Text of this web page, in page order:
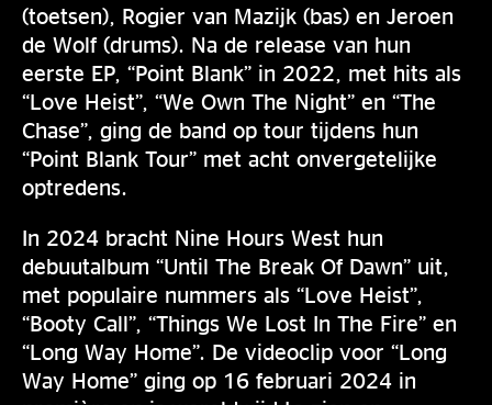
(toetsen), Rogier van Mazijk (bas) en Jeroen
de Wolf (drums). Na de release van hun
eerste EP, “Point Blank” in 2022, met hits als
“Love Heist”, “We Own The Night” en “The
Chase”, ging de band op tour tijdens hun
“Point Blank Tour” met acht onvergetelijke
optredens.
In 2024 bracht Nine Hours West hun
debuutalbum “Until The Break Of Dawn” uit,
met populaire nummers als “Love Heist”,
“Booty Call”, “Things We Lost In The Fire” en
“Long Way Home”. De videoclip voor “Long
Way Home” ging op 16 februari 2024 in